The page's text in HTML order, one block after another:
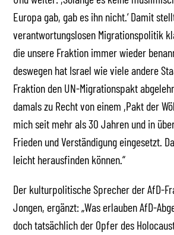
Europa gab, gab es ihn nicht.‘ Damit
verantwortungslosen Migrationspolitik
die unsere Fraktion immer wieder
deswegen hat Israel wie viele andere
Fraktion den UN-Migrationspakt
damals zu Recht von einem ,Pakt der
mich seit mehr als 30 Jahren und in
Frieden und Verständigung eingesetzt.
leicht herausfinden können.“
Der kulturpolitische Sprecher der AfD-
Jongen, ergänzt: „Was erlauben AfD-
doch tatsächlich der Opfer des